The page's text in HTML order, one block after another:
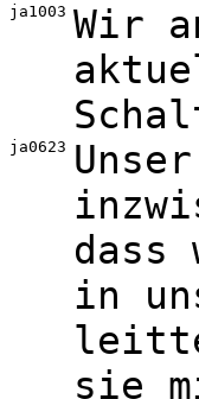
ja1003 Wir
ja0623
dass
in
sie